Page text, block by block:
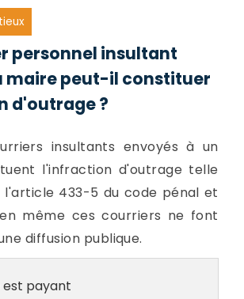
personnel insultant
maire peut-il constituer
d'outrage ?
insultants envoyés à un
l'infraction d'outrage telle
l'article 433-5 du code pénal et
même ces courriers ne font
diffusion publique.
payant